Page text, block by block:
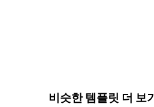
비슷한 템플릿 더 보기